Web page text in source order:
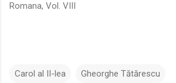
Romana, Vol. VIII
Carol al II-lea Gheorghe Tătărescu